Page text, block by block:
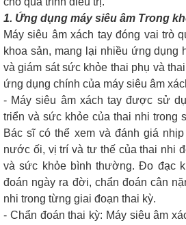
1. Ứng dụng máy siêu âm Trong
Máy siêu âm xách tay đóng vai trò
khoa sản, mang lại nhiều ứng dụng
và giám sát sức khỏe thai phụ và
ứng dụng chính của máy siêu âm
- Máy siêu âm xách tay được sử
triển và sức khỏe của thai nhi trong
Bác sĩ có thể xem và đánh giá
nước ối, vị trí và tư thế của thai nhi
và sức khỏe bình thường. Đo đạc
đoán ngày ra đời, chẩn đoán cân
nhi trong từng giai đoạn thai kỳ.
- Chẩn đoán thai kỳ: Máy siêu âm